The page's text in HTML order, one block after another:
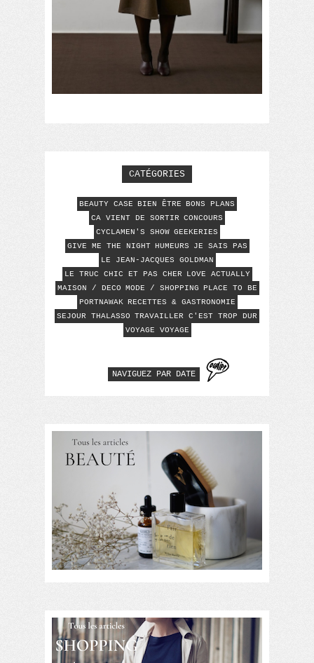
CATÉGORIES
BEAUTY CASE BIEN ÊTRE BONS PLANS
CA VIENT DE SORTIR CONCOURS
CYCLAMEN'S SHOW GEEKERIES
GIVE ME THE NIGHT HUMEURS
JE SAIS PAS
LE JEAN-JACQUES GOLDMAN
LE TRUC CHIC ET PAS CHER
LOVE ACTUALLY
MAISON / DECO MODE / SHOPPING PLACE TO BE
PORTNAWAK RECETTES & GASTRONOMIE
SEJOUR THALASSO TRAVAILLER C'EST TROP DUR
VOYAGE VOYAGE
NAVIGUEZ PAR DATE